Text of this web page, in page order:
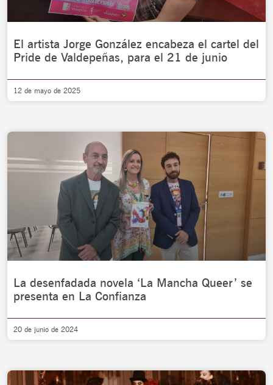
El artista Jorge González encabeza el cartel del
Pride de Valdepeñas, para el 21 de junio
12 de mayo de 2025
La desenfadada novela ‘La Mancha Queer’ se
presenta en La Confianza
20 de junio de 2024